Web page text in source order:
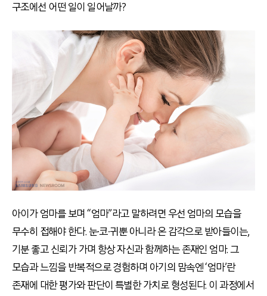
구조에선 어떤 일이 일어날까?
아이가 엄마를 보며 “엄마”라고 말하려면 우선 엄마의 모습을
무수히 접해야 한다. 눈∙코∙귀뿐 아니라 온 감각으로 받아들이는,
기분 좋고 신뢰가 가며 항상 자신과 함께하는 존재인 엄마. 그
모습과 느낌을 반복적으로 경험하며 아기의 맘속엔 ‘엄마’란
존재에 대한 평가와 판단이 특별한 가치로 형성된다. 이 과정에서